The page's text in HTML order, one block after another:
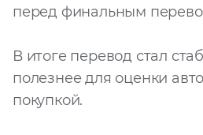
перед финальным
В итоге перевод стал
полезнее для оценки
покупкой.